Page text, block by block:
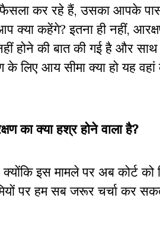
कर रहे हैं, उसका आपके
कहेंगे? इतना ही नहीं,
होने की बात की गई है और साथ
आय सीमा क्या हो यह वहां
का क्या हश्र होने वाला है?
इस मामले पर अब कोर्ट
पर हम सब जरूर चर्चा कर